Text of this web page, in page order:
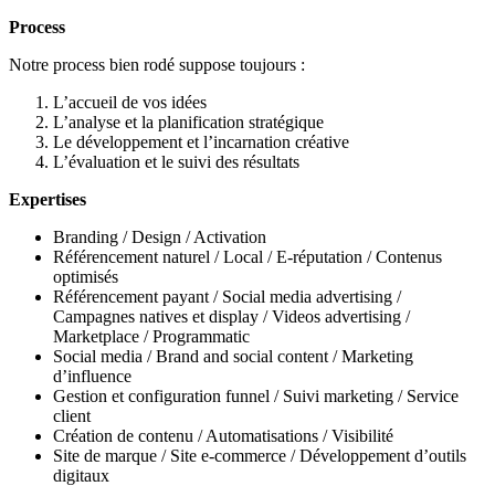
Process
Notre process bien rodé suppose toujours :
L’accueil de vos idées
L’analyse et la planification stratégique
Le développement et l’incarnation créative
L’évaluation et le suivi des résultats
Expertises
Branding / Design / Activation
Référencement naturel / Local / E-réputation / Contenus
optimisés
Référencement payant / Social media advertising /
Campagnes natives et display / Videos advertising /
Marketplace / Programmatic
Social media / Brand and social content / Marketing
d’influence
Gestion et configuration funnel / Suivi marketing / Service
client
Création de contenu / Automatisations / Visibilité
Site de marque / Site e-commerce / Développement d’outils
digitaux